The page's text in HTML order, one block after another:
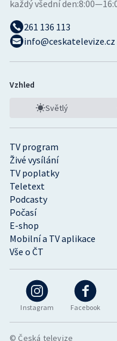
Instagram Facebook
TV program
Živé vysílání
TV poplatky
Teletext
Podcasty
Počasí
E-shop
Mobilní a TV aplikace
Vše o ČT
každý všední den:
261 136 113
info@ceskatelevize.cz
Vzhled
Světlý
© Česká televize